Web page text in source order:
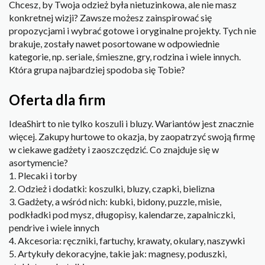
Chcesz, by Twoja odzież była nietuzinkowa, ale nie masz
konkretnej wizji? Zawsze możesz zainspirować się
propozycjami i wybrać gotowe i oryginalne projekty. Tych nie
brakuje, zostały nawet posortowane w odpowiednie
kategorie, np. seriale, śmieszne, gry, rodzina i wiele innych.
Która grupa najbardziej spodoba się Tobie?
Oferta dla firm
IdeaShirt to nie tylko koszuli i bluzy. Wariantów jest znacznie
więcej. Zakupy hurtowe to okazja, by zaopatrzyć swoją firmę
w ciekawe gadżety i zaoszczędzić. Co znajduje się w
asortymencie?
1. Plecaki i torby
2. Odzież i dodatki: koszulki, bluzy, czapki, bielizna
3. Gadżety, a wśród nich: kubki, bidony, puzzle, misie,
podkładki pod mysz, długopisy, kalendarze, zapalniczki,
pendrive i wiele innych
4. Akcesoria: ręczniki, fartuchy, krawaty, okulary, naszywki
5. Artykuły dekoracyjne, takie jak: magnesy, poduszki,